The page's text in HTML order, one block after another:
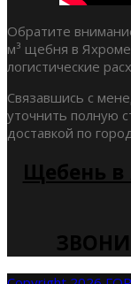
Обратите
м³ щебня в
логистические
Связавшись с
уточнить полную
доставкой по
Щебень в